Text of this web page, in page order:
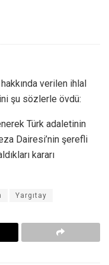
verilen ihlal
şu sözlerle övdü:
Türk adaletinin
Dairesi’nin şerefli
kararı
Yargıtay